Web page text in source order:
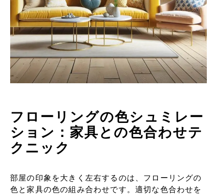
フローリングの色シュミレー
ション：家具との色合わせテ
クニック
部屋の印象を大きく左右するのは、フローリングの
色と家具の色の組み合わせです。適切な色合わせを